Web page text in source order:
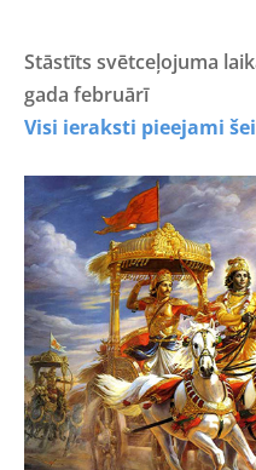
Stāstīts svētceļojuma
gada februārī
Visi ieraksti pieejami